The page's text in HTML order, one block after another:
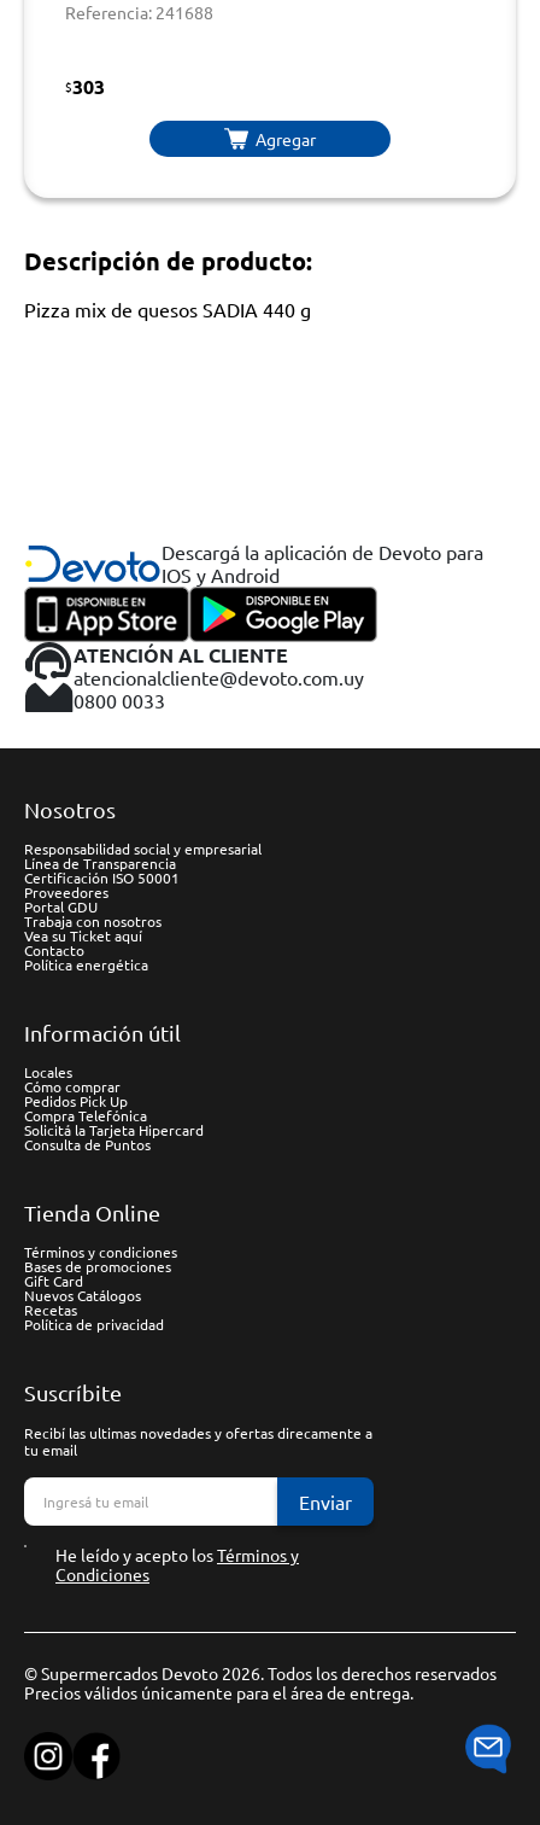
Referencia: 241688
$303
Agregar
Descripción de producto:
Pizza mix de quesos SADIA 440 g
Descargá la aplicación de Devoto para
IOS y Android
ATENCIÓN AL CLIENTE
atencionalcliente@devoto.com.uy
0800 0033
Nosotros
Responsabilidad social y empresarial
Línea de Transparencia
Certificación ISO 50001
Proveedores
Portal GDU
Trabaja con nosotros
Vea su Ticket aquí
Contacto
Política energética
Información útil
Locales
Cómo comprar
Pedidos Pick Up
Compra Telefónica
Solicitá la Tarjeta Hipercard
Consulta de Puntos
Tienda Online
Términos y condiciones
Bases de promociones
Gift Card
Nuevos Catálogos
Recetas
Política de privacidad
Suscríbite
Recibí las ultimas novedades y ofertas direcamente a
tu email
Enviar
He leído y acepto losTérminos y
Condiciones
© Supermercados Devoto 2026. Todos los derechos reservados
Precios válidos únicamente para el área de entrega.